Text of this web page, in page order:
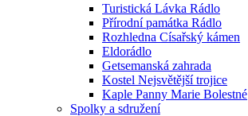
Turistická Lávka Rádlo
Přírodní památka Rádlo
Rozhledna Císařský kámen
Eldorádlo
Getsemanská zahrada
Kostel Nejsvětější trojice
Kaple Panny Marie Bolestné
Spolky a sdružení